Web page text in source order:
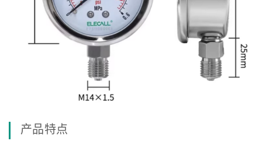
产品特点